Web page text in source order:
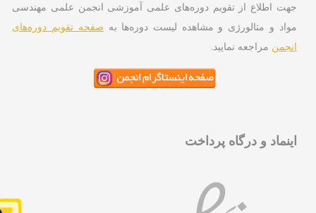
اطلاع از تقویم دوره‌های علمی آموزشی انجمن علمی مهندسی
و متالورژی و مشاهده لیست دوره‌ها بهصفحه تقویم دوره‌های
مراجعه نمایید.
و درگاه پرداخت